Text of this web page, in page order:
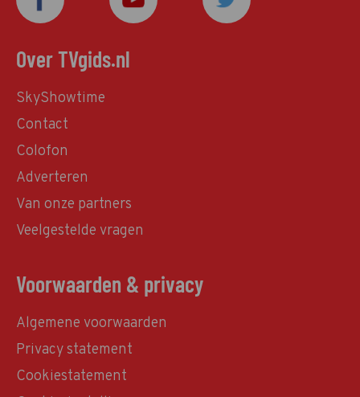
Over TVgids.nl
SkyShowtime
Contact
Colofon
Adverteren
Van onze partners
Veelgestelde vragen
Voorwaarden & privacy
Algemene voorwaarden
Privacy statement
Cookiestatement